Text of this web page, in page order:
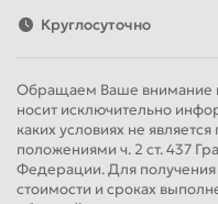
Круглосуточно
Обращаем Ваше внимание
носит исключительно
каких условиях не
положениями ч. 2 ст. 437
Федерации. Для
стоимости и сроках